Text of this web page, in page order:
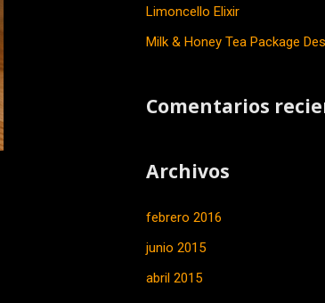
:
Limoncello Elixir
Milk & Honey Tea Package
Comentarios
Archivos
febrero 2016
junio 2015
abril 2015